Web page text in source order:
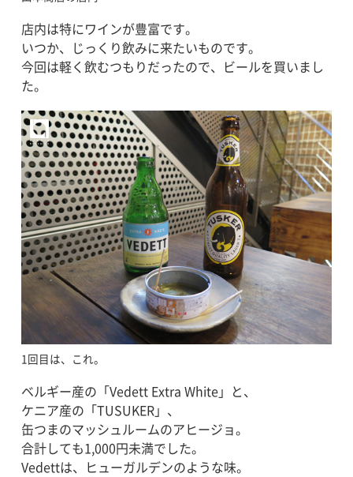
店内は特にワインが豊富です。
いつか、じっくり飲みに来たいものです。
今回は軽く飲むつもりだったので、ビールを買いまし
た。
1回目は、これ。
ベルギー産の「Vedett Extra White」と、
ケニア産の「TUSUKER」、
缶つまのマッシュルームのアヒージョ。
合計しても1,000円未満でした。
Vedettは、ヒューガルデンのような味。